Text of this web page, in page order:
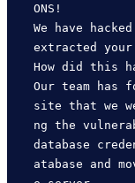
ONS!
We have
extracted your
How did this
Our team has
site that we
ng the
database
atabase and